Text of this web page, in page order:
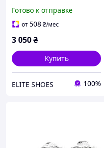
спортивная для прогулок
Готово к отправке
от508₴/мес
3 050₴
Купить
ELITE SHOES 100%